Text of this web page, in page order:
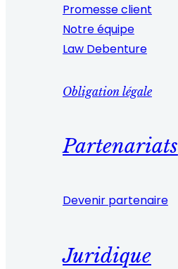
Promesse client
Notre équipe
Law Debenture
Obligation légale
Partenariats
Devenir partenaire
Juridique